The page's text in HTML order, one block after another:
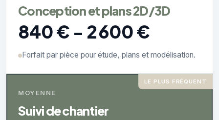
Conception et plans 2D/3D
840 € - 2 600 €
Forfait par pièce pour étude, plans et modélisation.
LE PLUS FRÉQUENT
MOYENNE
Suivi de chantier